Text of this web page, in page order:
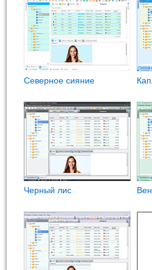
Северное сияние
Черный лис